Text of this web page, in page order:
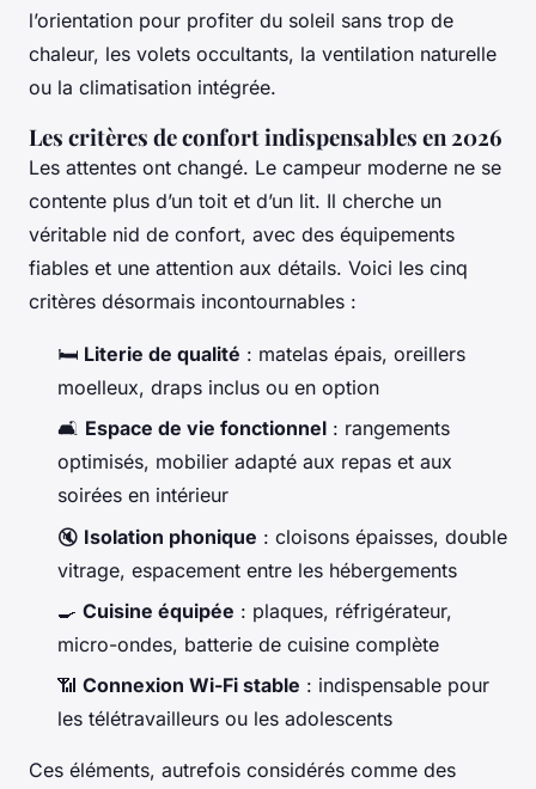
l’orientation pour profiter du soleil sans trop de
chaleur, les volets occultants, la ventilation naturelle
ou la climatisation intégrée.
Les critères de confort indispensables en 2026
Les attentes ont changé. Le campeur moderne ne se
contente plus d’un toit et d’un lit. Il cherche un
véritable nid de confort, avec des équipements
fiables et une attention aux détails. Voici les cinq
critères désormais incontournables :
🛏️ Literie de qualité : matelas épais, oreillers
moelleux, draps inclus ou en option
🛋️ Espace de vie fonctionnel : rangements
optimisés, mobilier adapté aux repas et aux
soirées en intérieur
🔇 Isolation phonique : cloisons épaisses, double
vitrage, espacement entre les hébergements
🍳 Cuisine équipée : plaques, réfrigérateur,
micro-ondes, batterie de cuisine complète
📶 Connexion Wi-Fi stable : indispensable pour
les télétravailleurs ou les adolescents
Ces éléments, autrefois considérés comme des